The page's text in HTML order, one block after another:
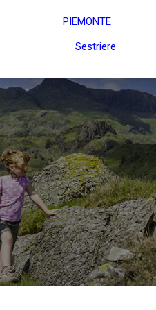
PIEMONTE
Sestriere